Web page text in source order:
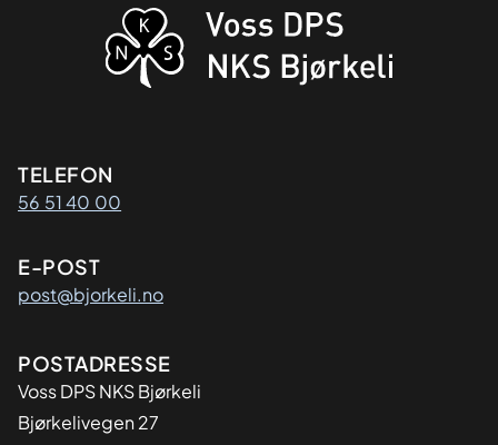
Kontaktinformasjon
TELEFON
56 51 40 00
E-POST
post@bjorkeli.no
Adresse
POSTADRESSE
Voss DPS NKS Bjørkeli
Bjørkelivegen 27